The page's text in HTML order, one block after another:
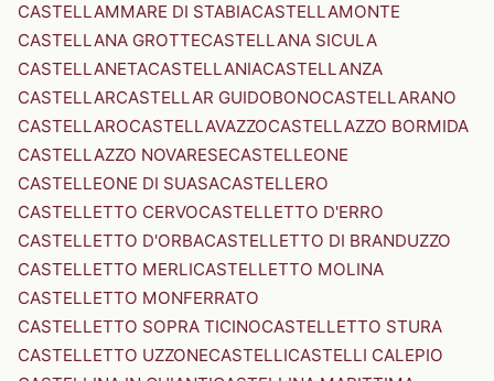
CASTELLAMMARE DI STABIACASTELLAMONTE
CASTELLANA GROTTECASTELLANA SICULA
CASTELLANETACASTELLANIACASTELLANZA
CASTELLARCASTELLAR GUIDOBONOCASTELLARANO
CASTELLAROCASTELLAVAZZOCASTELLAZZO BORMIDA
CASTELLAZZO NOVARESECASTELLEONE
CASTELLEONE DI SUASACASTELLERO
CASTELLETTO CERVOCASTELLETTO D'ERRO
CASTELLETTO D'ORBACASTELLETTO DI BRANDUZZO
CASTELLETTO MERLICASTELLETTO MOLINA
CASTELLETTO MONFERRATO
CASTELLETTO SOPRA TICINOCASTELLETTO STURA
CASTELLETTO UZZONECASTELLICASTELLI CALEPIO